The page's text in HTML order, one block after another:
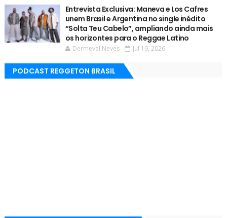
Entrevista Exclusiva: Maneva e Los Cafres
unem Brasil e Argentina no single inédito
“Solta Teu Cabelo”, ampliando ainda mais
os horizontes para o Reggae Latino
Dermeval Neves Jul 19, 2026
PODCAST REGGETON BRASIL